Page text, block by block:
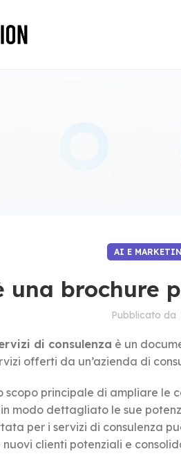
AI E
una brochure
Pubblicato da
di consulenza è un
offerti da un’azienda di
scopo principale di ampliare le
modo dettagliato le sue
per i servizi di consulenza
clienti potenziali e